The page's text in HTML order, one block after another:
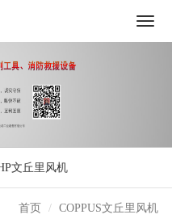
文丘里风机
首页 COPPUS文丘里风机